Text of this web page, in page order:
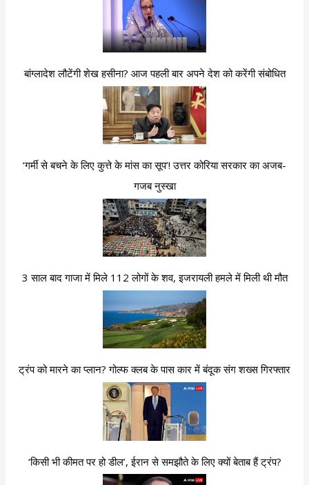
बांग्लादेश लौटेंगी शेख हसीना? आज पहली बार अपने देश को करेंगी संबोधित
‘गर्मी से बचने के लिए कुत्ते के मांस का सूप’! उत्तर कोरिया सरकार का अजब-
गजब नुस्खा
3 साल बाद गाजा में मिले 112 लोगों के शव, इजरायली हमले में मिली थी मौत
ट्रंप को मारने का प्लान? गोल्फ क्लब के पास कार में बंदूक संग शख्स गिरफ्तार
‘किसी भी कीमत पर हो डील’, ईरान से समझौते के लिए क्यों बेताब हैं ट्रंप?